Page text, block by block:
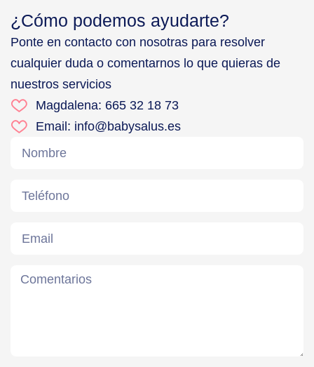
¿Cómo podemos ayudarte?
Ponte en contacto con nosotras para resolver
cualquier duda o comentarnos lo que quieras de
nuestros servicios
Magdalena: 665 32 18 73
Email: info@babysalus.es